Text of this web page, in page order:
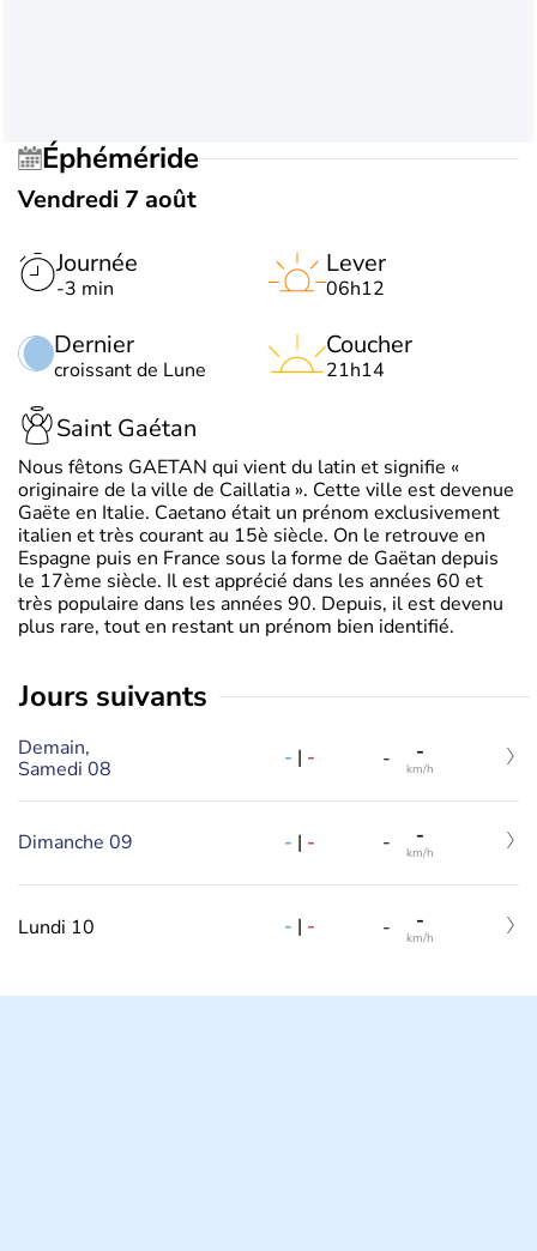
Éphéméride
Vendredi 7 août
Journée
-3 min
Dernier
croissant de Lune
Lever
06h12
Coucher
21h14
Saint Gaétan
Nous fêtons GAETAN qui vient du latin et signifie «
originaire de la ville de Caillatia ». Cette ville est devenue
Gaëte en Italie. Caetano était un prénom exclusivement
italien et très courant au 15è siècle. On le retrouve en
Espagne puis en France sous la forme de Gaëtan depuis
le 17ème siècle. Il est apprécié dans les années 60 et
très populaire dans les années 90. Depuis, il est devenu
plus rare, tout en restant un prénom bien identifié.
jours suivants
Demain,
Samedi 08
- | - - -
km/h
Dimanche 09 - | - - -
km/h
Lundi 10 - | - - -
km/h